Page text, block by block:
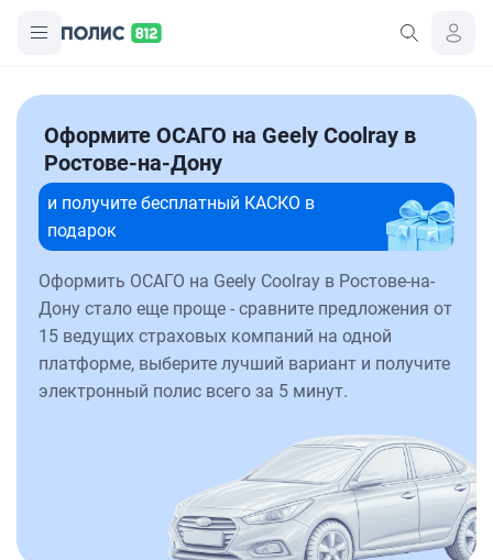
Оформите ОСАГО на Geely Coolray в
Ростове-на-Дону
и получите бесплатный КАСКО в
подарок
Оформить ОСАГО на Geely Coolray в Ростове-на-
Дону стало еще проще - сравните предложения от
15 ведущих страховых компаний на одной
платформе, выберите лучший вариант и получите
электронный полис всего за 5 минут.